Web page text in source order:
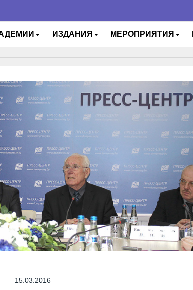
ИЗДАНИЯ МЕРОПРИЯТИЯ
15.03.2016